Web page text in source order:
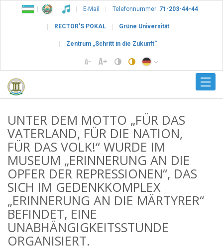
E-Mail Telefonnummer: 71-203-44-44
RECTOR’S POKAL Grüne Universität
Zentrum „Schritt in die Zukunft“
UNTER DEM MOTTO „FÜR DAS
VATERLAND, FÜR DIE NATION,
FÜR DAS VOLK!“ WURDE IM
MUSEUM „ERINNERUNG AN DIE
OPFER DER REPRESSIONEN“, DAS
SICH IM GEDENKKOMPLEX
„ERINNERUNG AN DIE MÄRTYRER“
BEFINDET, EINE
UNABHÄNGIGKEITSSTUNDE
ORGANISIERT.